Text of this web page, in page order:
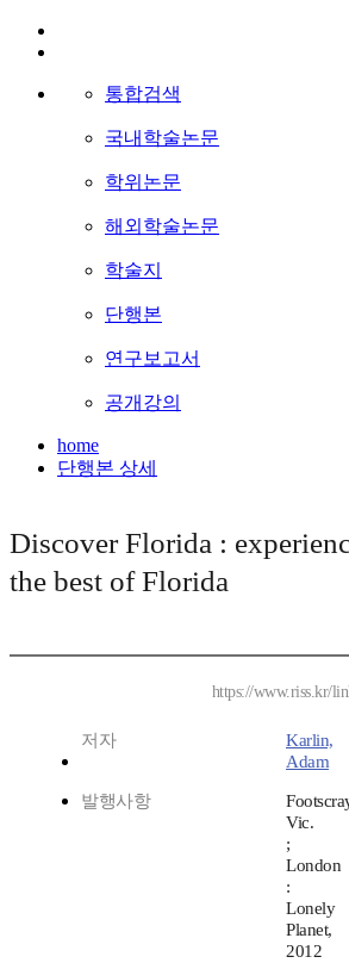
통합검색
국내학술논문
학위논문
해외학술논문
학술지
단행본
연구보고서
공개강의
home
단행본 상세
Discover Florida :
the best of Florida
https://www.riss.kr/
저자
Karlin,
Adam
발행사항
Vic.
;
London
:
Lonely
Planet,
2012